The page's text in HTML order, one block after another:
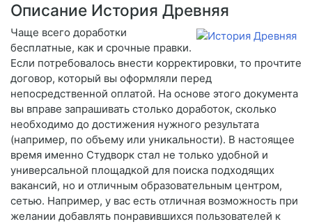
Описание История Древняя
Чаще всего доработки
бесплатные, как и срочные правки.
Если потребовалось внести корректировки, то прочтите
договор, который вы оформляли перед
непосредственной оплатой. На основе этого документа
вы вправе запрашивать столько доработок, сколько
необходимо до достижения нужного результата
(например, по объему или уникальности). В настоящее
время именно Студворк стал не только удобной и
универсальной площадкой для поиска подходящих
вакансий, но и отличным образовательным центром,
сетью. Например, у вас есть отличная возможность при
желании добавлять понравившихся пользователей к